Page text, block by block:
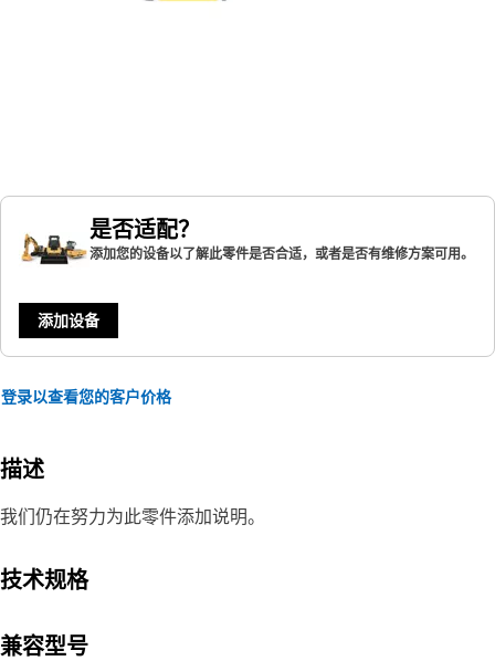
是否适配？
添加您的设备以了解此零件是否合适，或者是否有维修方案可用。
添加设备
登录以查看您的客户价格
描述
我们仍在努力为此零件添加说明。
技术规格
兼容型号